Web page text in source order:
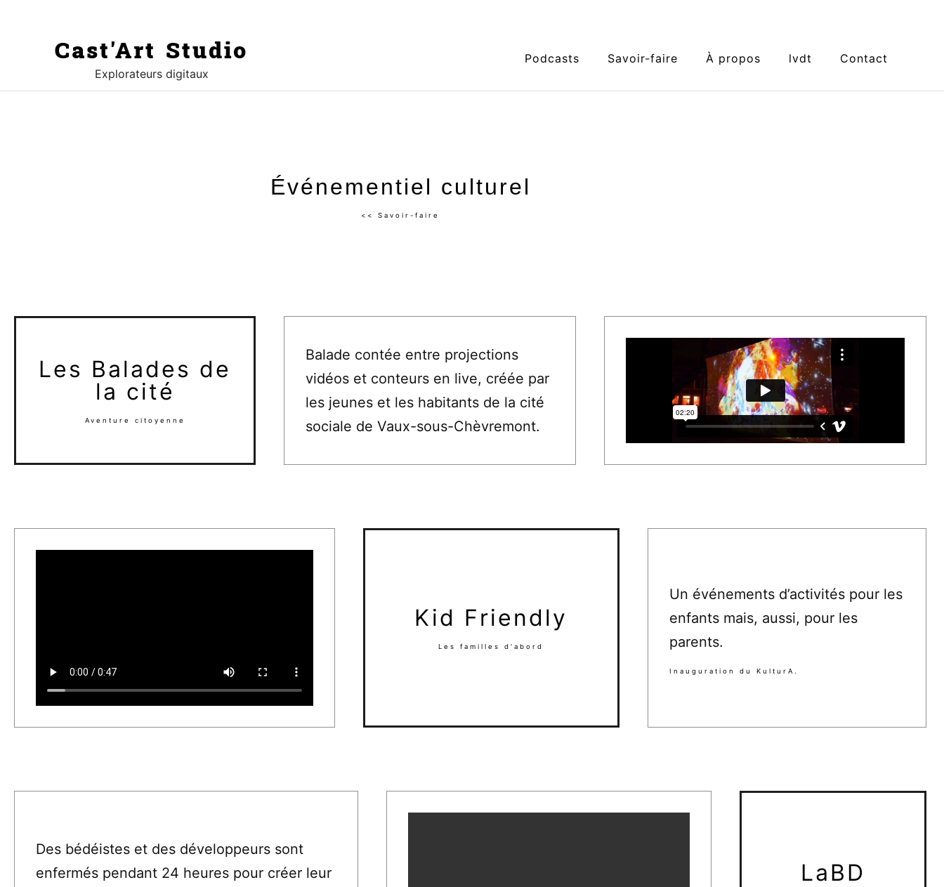
Cast'Art Studio
Explorateurs digitaux
Podcasts Savoir-faire À propos lvdt Contact
Événementiel culturel
<< Savoir-faire
Les Balades de
la cité
Aventure citoyenne
Balade contée entre projections
vidéos et conteurs en live, créée par
les jeunes et les habitants de la cité
sociale de Vaux-sous-Chèvremont.
Kid Friendly
Les familles d'abord
Un événements d’activités pour les
enfants mais, aussi, pour les
parents.
Inauguration du KulturA.
Des bédéistes et des développeurs sont
enfermés pendant 24 heures pour créer leur
LaBD